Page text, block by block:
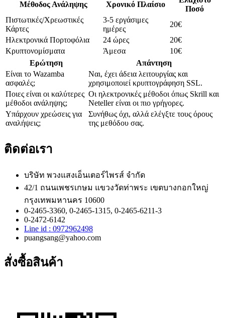
Μέθοδος Ανάληψης Χρονικό Πλαίσιο
Ποσό
Πιστωτικές/Χρεωστικές
Κάρτες
3-5 εργάσιμες
ημέρες
20€
Ηλεκτρονικά Πορτοφόλια
24 ώρες
20€
Κρυπτονομίσματα
Άμεσα
10€
Ερώτηση
Απάντηση
Είναι το Wazamba
ασφαλές;
Ναι, έχει άδεια λειτουργίας και
χρησιμοποιεί κρυπτογράφηση SSL.
Ποιες είναι οι καλύτερες
μέθοδοι ανάληψης;
Οι ηλεκτρονικές μέθοδοι όπως Skrill και
Neteller είναι οι πιο γρήγορες.
Υπάρχουν χρεώσεις για
αναλήψεις;
Συνήθως όχι, αλλά ελέγξτε τους όρους
της μεθόδου σας.
ติดต่อเรา
บริษัท พวงแสงเอ็นเตอร์ไพรส์ จำกัด
42/1 ถนนเพชรเกษม แขวงวัดท่าพระ เขตบางกอกใหญ่
กรุงเทพมหานคร 10600
0-2465-3360, 0-2465-1315, 0-2465-6211-3
0-2472-6142
Line id : 0972962498
puangsang@yahoo.com
สั่งซื้อสินค้า